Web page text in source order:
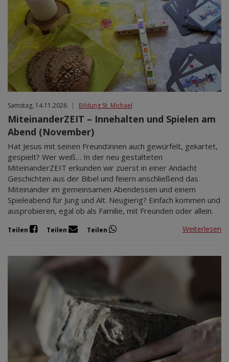
Samstag, 14.11.2026 | Bildung St. Michael
MiteinanderZEIT – Innehalten und Spielen am
Abend (November)
Hat Jesus mit seinen Freund:innen auch gewürfelt, gekartet,
gespielt? Wer weiß… In der neu gestalteten
MiteinanderZEIT erkunden wir zuerst in einer Andacht
Geschichten aus der Bibel und feiern anschließend das
Miteinander im gemeinsamen Abendessen und einem
Spieleabend für Jung und Alt. Neugierig? Einfach kommen und
ausprobieren, egal ob als Familie, mit Freunden oder allein.
Teilen Teilen Teilen Weiterlesen